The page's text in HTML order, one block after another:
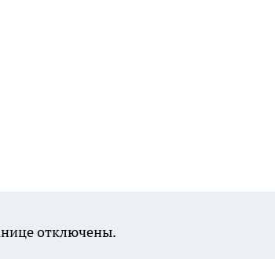
отключены.